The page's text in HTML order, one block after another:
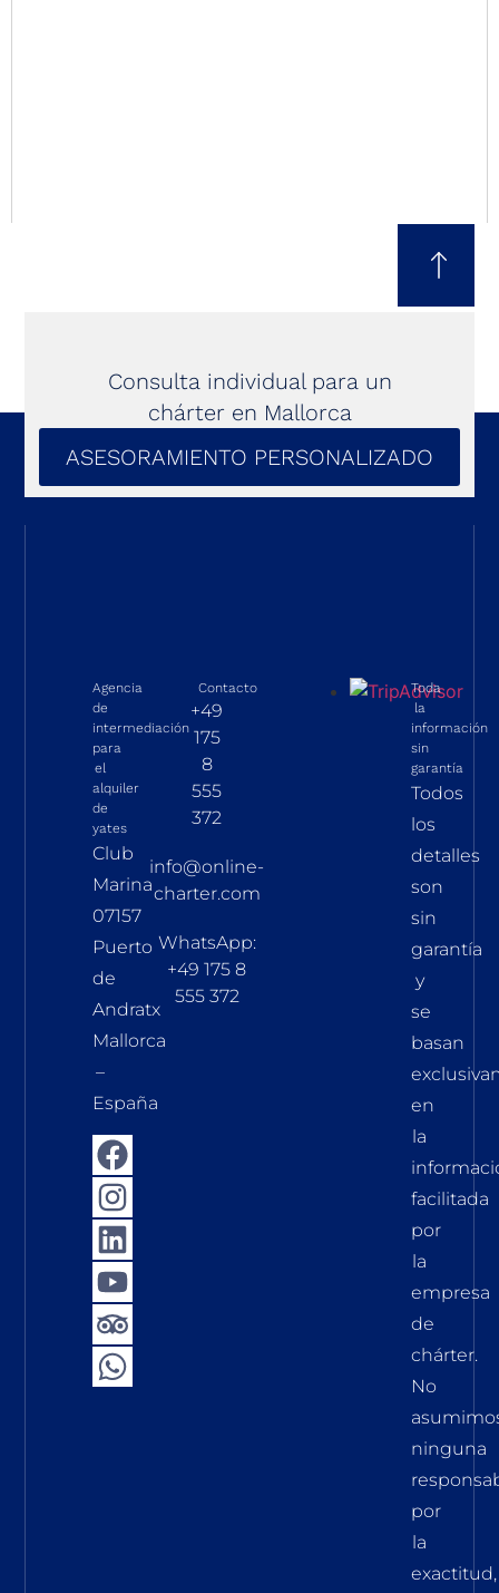
Consulta individual para un
chárter en Mallorca
ASESORAMIENTO PERSONALIZADO
Agencia
de
intermediación
para
el
alquiler
de
yates
Club
Marina
07157
Puerto
de
Andratx
Mallorca
–
España
Contacto
+49
175
8
555
372
info@online-
charter.com
WhatsApp:
+49 175 8
555 372
Toda
la
información
sin
garantía
Todos
los
detalles
son
sin
garantía
y
se
basan
en
la
facilitada
por
la
empresa
de
chárter.
No
ninguna
por
la
exactitud,